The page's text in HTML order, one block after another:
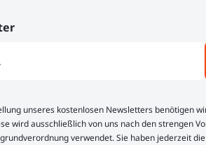
unseres kostenlosen Newsletters benötigen
wird ausschließlich von uns nach den strengen
verwendet. Sie haben jederzeit